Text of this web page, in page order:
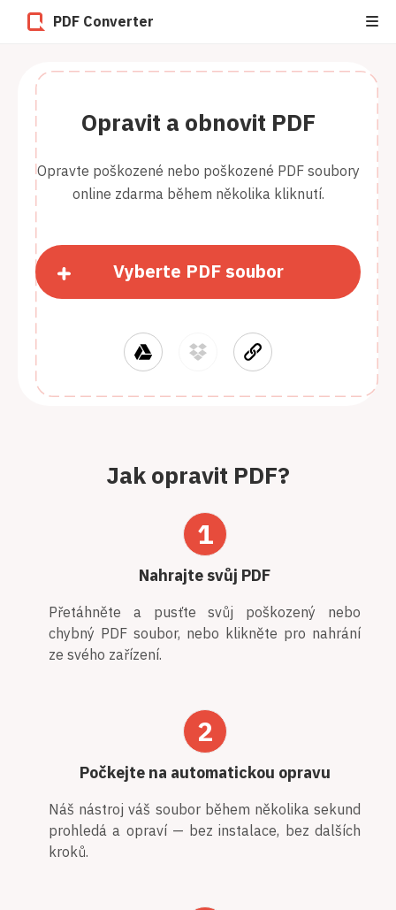
PDF Converter
Opravit a obnovit PDF
Opravte poškozené nebo poškozené PDF soubory
online zdarma během několika kliknutí.
Vyberte PDF soubor
Jak opravit PDF?
1
Nahrajte svůj PDF
Přetáhněte a pusťte svůj poškozený nebo
chybný PDF soubor, nebo klikněte pro nahrání
ze svého zařízení.
2
Počkejte na automatickou opravu
Náš nástroj váš soubor během několika sekund
prohledá a opraví — bez instalace, bez dalších
kroků.